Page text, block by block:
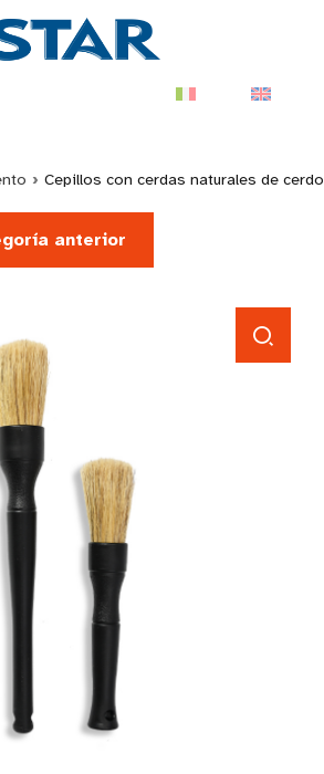
› Cepillos con cerdas naturales de cerdo
anterior